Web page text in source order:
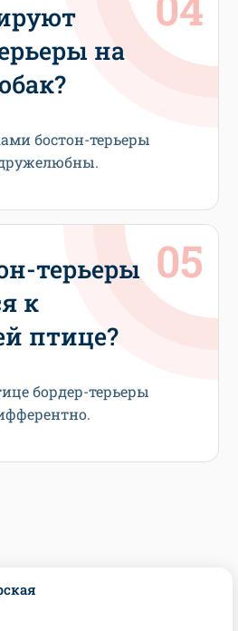
на
бостон-терьеры
терьеры
к
птице?
бордер-терьеры